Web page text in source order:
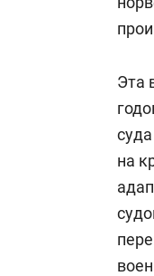
Эта
на